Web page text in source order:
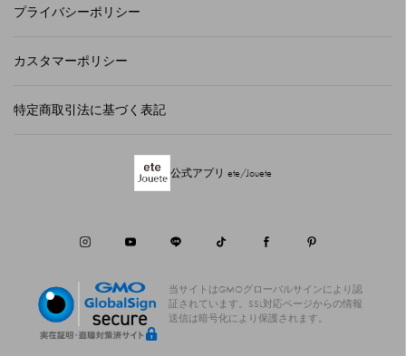
プライバシーポリシー
カスタマーポリシー
特定商取引法に基づく表記
公式アプリ ete/Jouete
当サイトはGMOグローバルサインにより認
証されています。
SSL対応ページからの情報
送信は暗号化により保護されます。